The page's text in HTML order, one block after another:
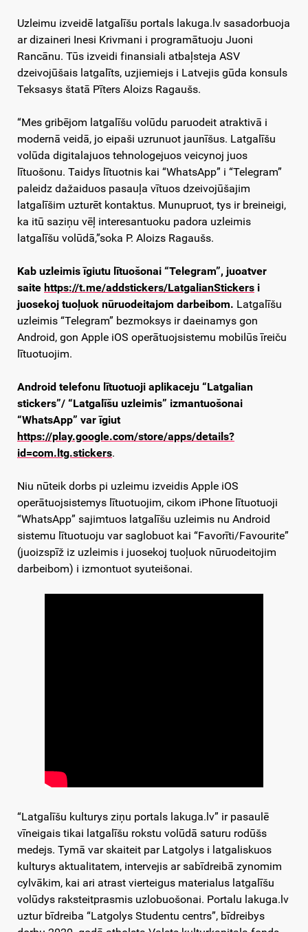
Uzleimu izveidē latgalīšu portals lakuga.lv sasadorbuoja
ar dizaineri Inesi Krivmani i programātuoju Juoni
Rancānu. Tūs izveidi finansiali atbaļsteja ASV
dzeivojūšais latgalīts, uzjiemiejs i Latvejis gūda konsuls
Teksasys štatā Pīters Aloizs Ragaušs.
“Mes gribējom latgalīšu volūdu paruodeit atraktivā i
modernā veidā, jo eipaši uzrunuot jaunīšus. Latgalīšu
volūda digitalajuos tehnologejuos veicynoj juos
lītuošonu. Taidys lītuotnis kai “WhatsApp” i “Telegram”
paleidz dažaiduos pasauļa vītuos dzeivojūšajim
latgalīšim uzturēt kontaktus. Munupruot, tys ir breineigi,
ka itū saziņu vēļ interesantuoku padora uzleimis
latgalīšu volūdā,”soka P. Aloizs Ragaušs.
Kab uzleimis īgiutu lītuošonai “Telegram”, juoatver
saite https://t.me/addstickers/LatgalianStickers i
juosekoj tuoļuok nūruodeitajom darbeibom. Latgalīšu
uzleimis “Telegram” bezmoksys ir daeinamys gon
Android, gon Apple iOS operātuojsistemu mobilūs īreiču
lītuotuojim.
Android telefonu lītuotuoji aplikaceju “Latgalian
stickers”/ “Latgalīšu uzleimis” izmantuošonai
“WhatsApp” var īgiut
https://play.google.com/store/apps/details?
id=com.ltg.stickers.
Niu nūteik dorbs pi uzleimu izveidis Apple iOS
operātuojsistemys lītuotuojim, cikom iPhone lītuotuoji
“WhatsApp” sajimtuos latgalīšu uzleimis nu Android
sistemu lītuotuoju var saglobuot kai “Favorīti/Favourite”
(juoizspīž iz uzleimis i juosekoj tuoļuok nūruodeitojim
darbeibom) i izmontuot syuteišonai.
“Latgalīšu kulturys ziņu portals lakuga.lv” ir pasaulē
vīneigais tikai latgalīšu rokstu volūdā saturu rodūšs
medejs. Tymā var skaiteit par Latgolys i latgaliskuos
kulturys aktualitatem, intervejis ar sabīdreibā zynomim
cylvākim, kai ari atrast vierteigus materialus latgalīšu
volūdys raksteitprasmis uzlobuošonai. Portalu lakuga.lv
uztur bīdreiba “Latgolys Studentu centrs”, bīdreibys